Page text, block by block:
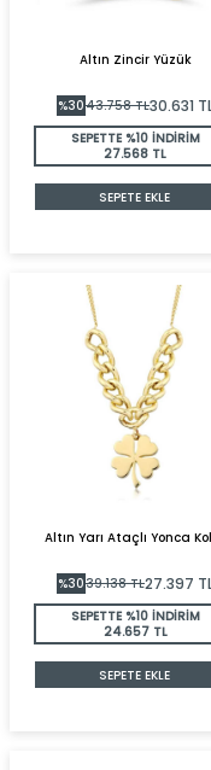
Altın Zincir Yüzük
%3043.758TL30.631
SEPETTE %10 İNDİRİM
27.568 TL
SEPETE EKLE
Altın Yarı Ataçlı Yonca
%3039.138TL27.397
SEPETTE %10 İNDİRİM
24.657 TL
SEPETE EKLE